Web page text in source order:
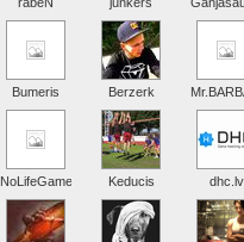
Bumeris Berzerk
NoLifeGamer Keducis dhc.lv